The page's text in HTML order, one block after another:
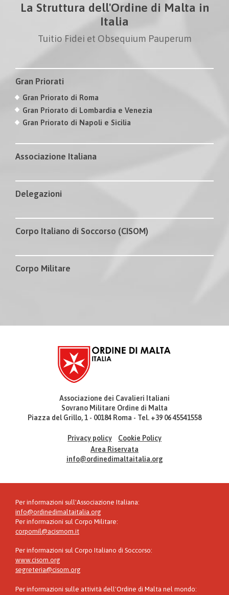
La Struttura dell'Ordine di Malta in
Italia
Tuitio Fidei et Obsequium Pauperum
Gran Priorati
Gran Priorato di Roma
Gran Priorato di Lombardia e Venezia
Gran Priorato di Napoli e Sicilia
Associazione Italiana
Delegazioni
Corpo Italiano di Soccorso (CISOM)
Corpo Militare
Associazione dei Cavalieri Italiani
Sovrano Militare Ordine di Malta
Piazza del Grillo, 1 - 00184 Roma - Tel. +39 06 45541558
Privacy policy
Cookie Policy
Area Riservata
info@ordinedimaltaitalia.org
Per informazioni sull'Associazione Italiana:
info@ordinedimaltaitalia.org
Per informazioni sul Corpo Militare:
corpomil@acismom.it
Per informazioni sul Corpo Italiano di Soccorso:
www.cisom.org
segreteria@cisom.org
Per informazioni sulle attività dell'Ordine di Malta nel mondo: